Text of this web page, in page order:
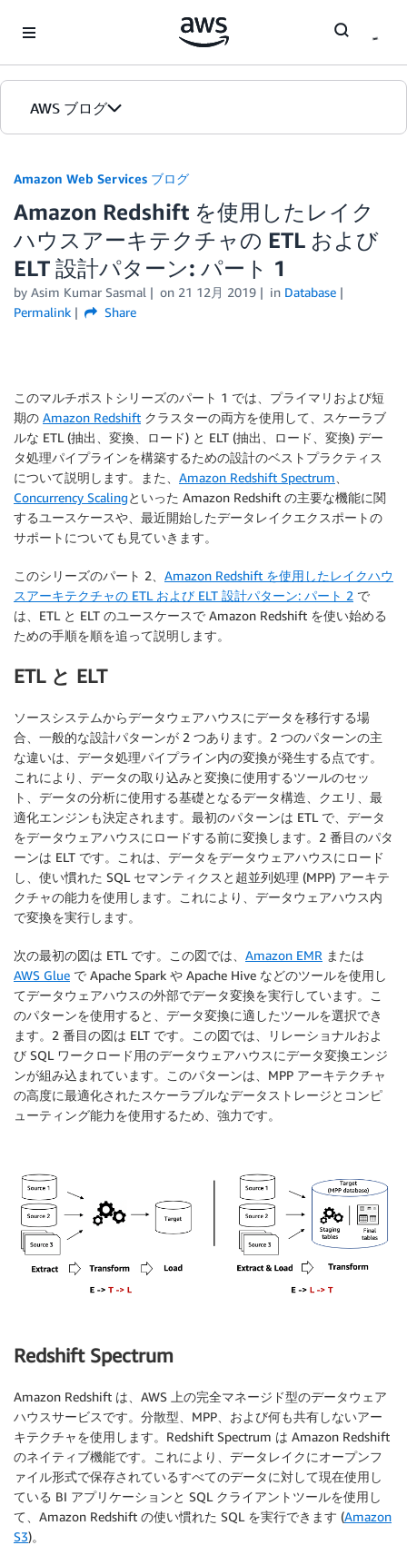
AWS ブログ
カテゴリ
エディション
Amazon Web Services ブログ
Amazon Redshift を使用したレイク
ハウスアーキテクチャの ETL および
ELT 設計パターン: パート 1
by Asim Kumar Sasmal on 21 12月 2019 in Database
Permalink
Share
このマルチポストシリーズのパート 1 では、プライマリおよび短
期の Amazon Redshift クラスターの両方を使用して、スケーラブ
ルな ETL (抽出、変換、ロード) と ELT (抽出、ロード、変換) デー
タ処理パイプラインを構築するための設計のベストプラクティス
について説明します。また、 Amazon Redshift Spectrum
Concurrency Scalingといった Amazon Redshift の主要な機能に関
するユースケースや、最近開始したデータレイクエクスポートの
サポートについても見ていきます。
このシリーズのパート 2、 Amazon Redshift を使用したレイクハウ
スアーキテクチャの ETL および ELT 設計パターン: パート 2 で
は、ETL と ELT のユースケースで Amazon Redshift を使い始める
ための手順を順を追って説明します。
ETL と ELT
ソースシステムからデータウェアハウスにデータを移行する場
合、一般的な設計パターンが 2 つあります。2 つのパターンの主
な違いは、データ処理パイプライン内の変換が発生する点です。
これにより、データの取り込みと変換に使用するツールのセッ
ト、データの分析に使用する基礎となるデータ構造、クエリ、最
適化エンジンも決定されます。最初のパターンは ETL で、データ
をデータウェアハウスにロードする前に変換します。2 番目のパタ
ーンは ELT です。これは、データをデータウェアハウスにロード
し、使い慣れた SQL セマンティクスと超並列処理 (MPP) アーキテ
クチャの能力を使用します。これにより、データウェアハウス内
で変換を実行します。
次の最初の図は ETL です。この図では、 Amazon EMR または
AWS Glue で Apache Spark や Apache Hive などのツールを使用し
てデータウェアハウスの外部でデータ変換を実行しています。こ
のパターンを使用すると、データ変換に適したツールを選択でき
ます。2 番目の図は ELT です。この図では、リレーショナルおよ
び SQL ワークロード用のデータウェアハウスにデータ変換エンジ
ンが組み込まれています。このパターンは、MPP アーキテクチャ
の高度に最適化されたスケーラブルなデータストレージとコンピ
ューティング能力を使用するため、強力です。
Redshift Spectrum
Amazon Redshift は、AWS 上の完全マネージド型のデータウェア
ハウスサービスです。分散型、MPP、および何も共有しないアー
キテクチャを使用します。Redshift Spectrum は Amazon Redshift
のネイティブ機能です。これにより、データレイクにオープンフ
ァイル形式で保存されているすべてのデータに対して現在使用し
ている BI アプリケーションと SQL クライアントツールを使用し
て、Amazon Redshift の使い慣れた SQL を実行できます (Amazon
S3)。